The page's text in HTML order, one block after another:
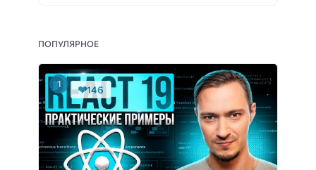
ПОПУЛЯРНОЕ
146